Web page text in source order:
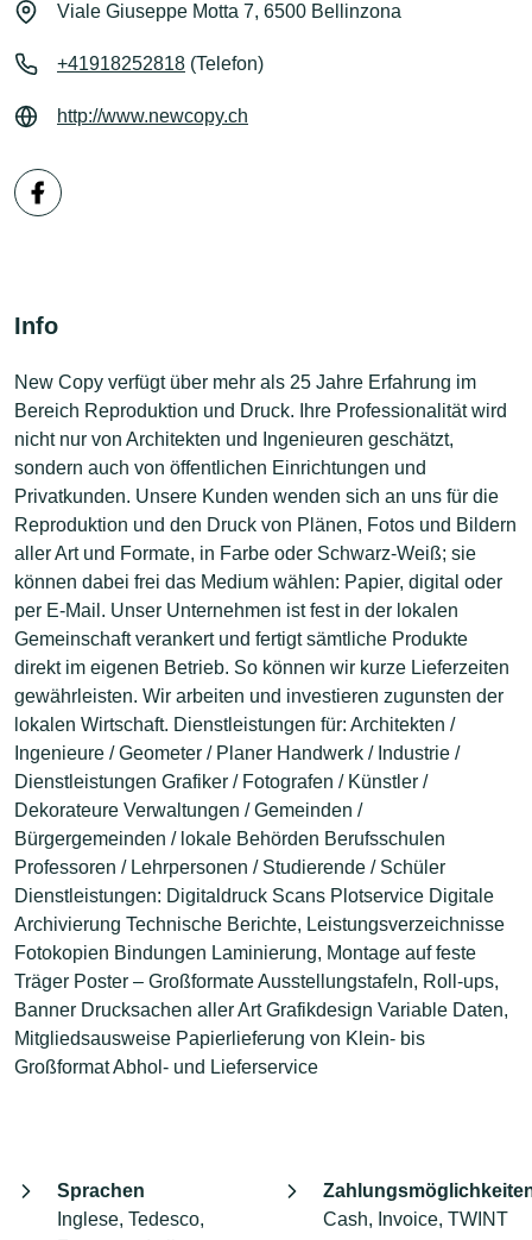
Viale Giuseppe Motta 7, 6500 Bellinzona
+41918252818 (Telefon)
http://www.newcopy.ch
Info
New Copy verfügt über mehr als 25 Jahre Erfahrung im
Bereich Reproduktion und Druck. Ihre Professionalität wird
nicht nur von Architekten und Ingenieuren geschätzt,
sondern auch von öffentlichen Einrichtungen und
Privatkunden. Unsere Kunden wenden sich an uns für die
Reproduktion und den Druck von Plänen, Fotos und Bildern
aller Art und Formate, in Farbe oder Schwarz-Weiß; sie
können dabei frei das Medium wählen: Papier, digital oder
per E-Mail. Unser Unternehmen ist fest in der lokalen
Gemeinschaft verankert und fertigt sämtliche Produkte
direkt im eigenen Betrieb. So können wir kurze Lieferzeiten
gewährleisten. Wir arbeiten und investieren zugunsten der
lokalen Wirtschaft. Dienstleistungen für: Architekten /
Ingenieure / Geometer / Planer Handwerk / Industrie /
Dienstleistungen Grafiker / Fotografen / Künstler /
Dekorateure Verwaltungen / Gemeinden /
Bürgergemeinden / lokale Behörden Berufsschulen
Professoren / Lehrpersonen / Studierende / Schüler
Dienstleistungen: Digitaldruck Scans Plotservice Digitale
Archivierung Technische Berichte, Leistungsverzeichnisse
Fotokopien Bindungen Laminierung, Montage auf feste
Träger Poster – Großformate Ausstellungstafeln, Roll-ups,
Banner Drucksachen aller Art Grafikdesign Variable Daten,
Mitgliedsausweise Papierlieferung von Klein- bis
Großformat Abhol- und Lieferservice
Sprachen
Inglese, Tedesco,
Cash, Invoice, TWINT